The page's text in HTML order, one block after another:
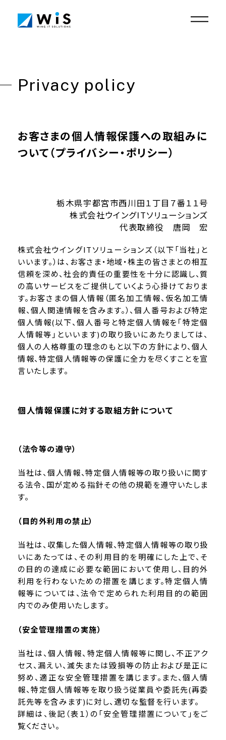
育成拠点
栃木からビジネスに新しい風を
DX Achievements
Information
Recruit
Contact
Privacy policy Security policy
Privacy policy
お客さまの個人情報保護への取組みに
ついて （プライバシー・ポリシー）
栃木県宇都宮市西川田１丁目７番１１号
株式会社ウイングITソリューションズ
代表取締役 唐岡 宏
株式会社ウイングITソリューションズ（以下「当社」と
いいます。）は、お客さま・地域・株主の皆さまとの相互
信頼を深め、社会的責任の重要性を十分に認識し、質
の高いサービスをご提供していくよう心掛けておりま
す。お客さまの個人情報（匿名加工情報、仮名加工情
報、個人関連情報を含みます。）、個人番号および特定
個人情報(以下、個人番号と特定個人情報を｢特定個
人情報等｣といいます)の取り扱いにあたりましては、
個人の人格尊重の理念のもと以下の方針により、個人
情報、特定個人情報等の保護に全力を尽くすことを宣
言いたします。
個人情報保護に対する取組方針について
（法令等の遵守）
当社は、個人情報、特定個人情報等の取り扱いに関す
る法令、国が定める指針その他の規範を遵守いたしま
す。
（目的外利用の禁止）
当社は、収集した個人情報、特定個人情報等の取り扱
いにあたっては、その利用目的を明確にした上で、そ
の目的の達成に必要な範囲において使用し、目的外
利用を行わないための措置を講じます。特定個人情
報等については、法令で定められた利用目的の範囲
内でのみ使用いたします。
（安全管理措置の実施）
当社は、個人情報、特定個人情報等に関し、不正アク
セス、漏えい、滅失または毀損等の防止および是正に
努め、適正な安全管理措置を講じます。また、個人情
報、特定個人情報等を取り扱う従業員や委託先(再委
託先等を含みます)に対し、適切な監督を行います。
詳細は、後記（表１）の「安全管理措置について」をご
覧ください。